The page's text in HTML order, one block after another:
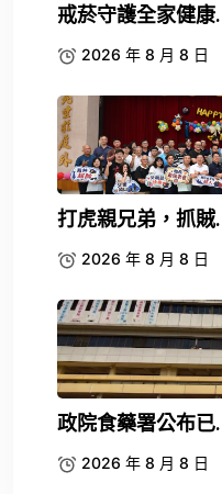
戒菸守護全家健康.
2026 年 8 月 8 日
打虎親兄弟，抓賊.
2026 年 8 月 8 日
政院食藥署公布已.
2026 年 8 月 8 日